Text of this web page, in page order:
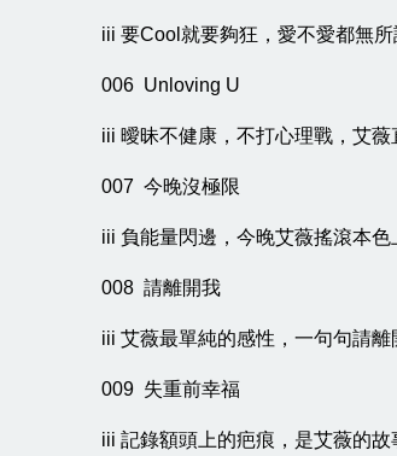
iii 要Cool就要夠狂，愛不愛都無
006 Unloving U
iii 曖昧不健康，不打心理戰，艾薇
007 今晚沒極限
iii 負能量閃邊，今晚艾薇搖滾本
008 請離開我
iii 艾薇最單純的感性，一句句請離
009 失重前幸福
iii 記錄額頭上的疤痕，是艾薇的故